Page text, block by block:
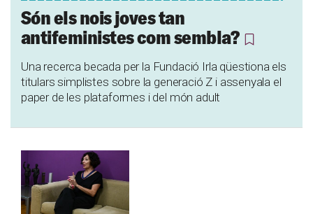
Són els nois joves tan
antifeministes com sembla?
Una recerca becada per la Fundació Irla qüestiona els
titulars simplistes sobre la generació Z i assenyala el
paper de les plataformes i del món adult